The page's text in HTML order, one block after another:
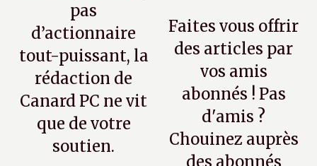
pas
d’actionnaire
tout-puissant, la
rédaction de
Canard PC ne vit
que de votre
soutien.
Faites vous offrir
des articles par
vos amis
abonnés ! Pas
d'amis ?
Chouinez auprès
des abonnés